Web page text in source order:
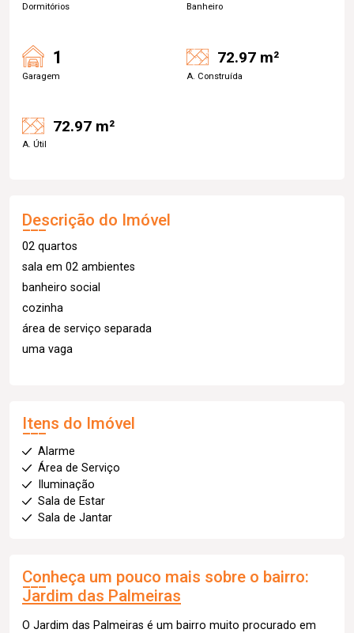
Dormitórios Banheiro
1
Garagem
72.97 m²
A. Construída
72.97 m²
A. Útil
Descrição do Imóvel
02 quartos
sala em 02 ambientes
banheiro social
cozinha
área de serviço separada
uma vaga
Itens do Imóvel
Alarme
Área de Serviço
Iluminação
Sala de Estar
Sala de Jantar
Conheça um pouco mais sobre o bairro:
Jardim das Palmeiras
O Jardim das Palmeiras é um bairro muito procurado em